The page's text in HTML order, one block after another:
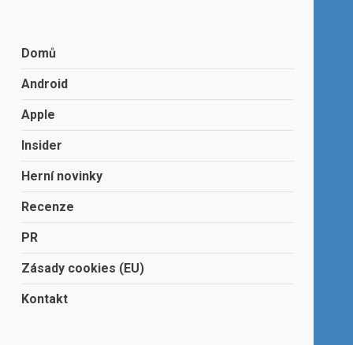
Domů
Android
Apple
Insider
Herní novinky
Recenze
PR
Zásady cookies (EU)
Kontakt